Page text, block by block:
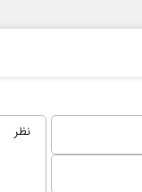
اربعین نماد